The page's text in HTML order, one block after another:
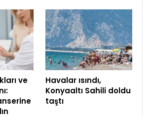
ve
Havalar ısındı,
Konyaaltı Sahili doldu
taştı